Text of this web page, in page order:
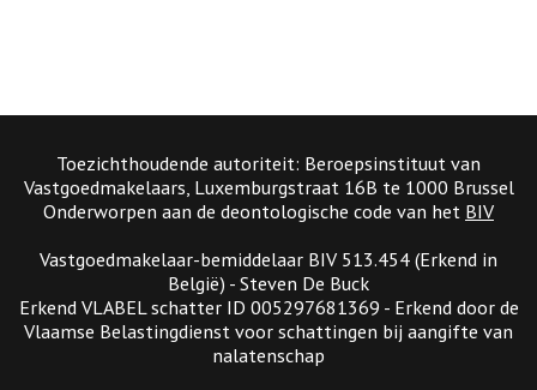
Toezichthoudende autoriteit: Beroepsinstituut van
Vastgoedmakelaars, Luxemburgstraat 16B te 1000 Brussel
Onderworpen aan de deontologische code van het BIV
Vastgoedmakelaar-bemiddelaar BIV 513.454 (Erkend in
België) - Steven De Buck
Erkend VLABEL schatter ID 005297681369 - Erkend door de
Vlaamse Belastingdienst voor schattingen bij aangifte van
nalatenschap